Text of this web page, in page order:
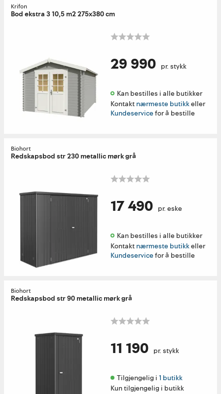
Krifon
Bod ekstra 3 10,5 m2 275x380 cm
29 990 pr. stykk
Kan bestilles i alle butikker
Kontakt nærmeste butikkeller
Kundeservicefor å bestille
Biohort
Redskapsbod str 230 metallic mørk grå
17 490 pr. eske
Kan bestilles i alle butikker
Kontakt nærmeste butikkeller
Kundeservicefor å bestille
Biohort
Redskapsbod str 90 metallic mørk grå
11 190 pr. stykk
Tilgjengelig i 1 butikk
Kun tilgjengelig i butikk